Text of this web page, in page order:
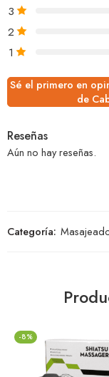
3
2
1
Sé el primero en
de
Reseñas
Aún no hay reseñas.
Categoría:
-8%